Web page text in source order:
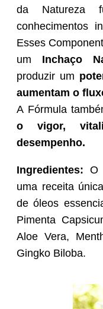
da Natureza
conhecimentos
Esses
um Inchaço
produzir um
aumentam o
A Fórmula
o vigor,
desempenho.
Ingredientes: O
uma receita
de óleos
Pimenta
Aloe Vera,
Gingko Biloba.